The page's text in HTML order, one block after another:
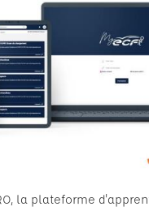
la plateforme